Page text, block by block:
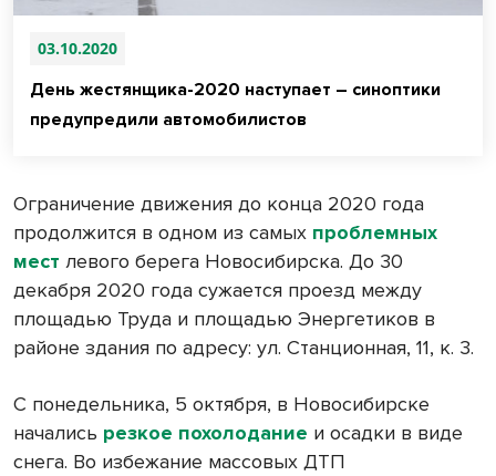
03.10.2020
День жестянщика-2020 наступает – синоптики
предупредили автомобилистов
Ограничение движения до конца 2020 года
продолжится в одном из самых проблемных
мест левого берега Новосибирска. До​ 30​
декабря 2020 года сужается проезд между
площадью Труда и​ площадью Энергетиков в​
районе здания по​ адресу: ул. Станционная, 11, к.​ 3.
С понедельника, 5 октября, в Новосибирске
начались резкое похолодание и осадки в виде
снега. Во избежание массовых ДТП